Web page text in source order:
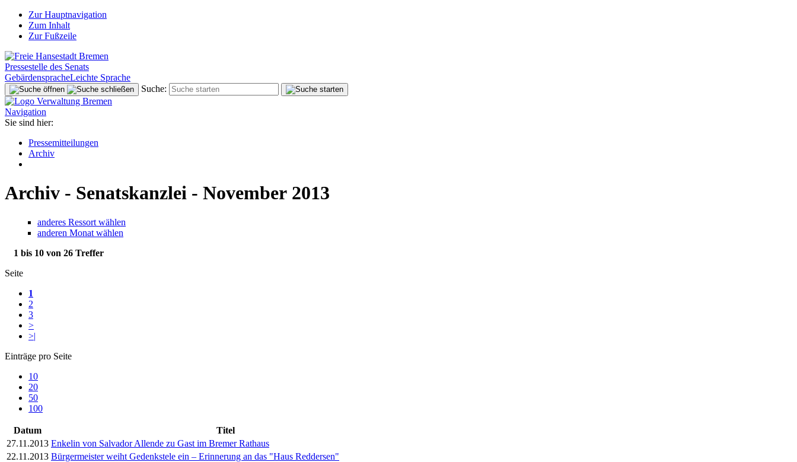
Zur Hauptnavigation
Zum Inhalt
Zur Fußzeile
Pressestelle des Senats
GebärdenspracheLeichte Sprache
Suche:
Navigation
Sie sind hier:
Pressemitteilungen
Archiv
Archiv - Senatskanzlei - November 2013
anderes Ressort wählen
anderen Monat wählen
1 bis 10 von 26 Treffer
Seite
1
2
3
>
>|
Einträge pro Seite
10
20
50
100
Datum
Titel
27.11.2013 Enkelin von Salvador Allende zu Gast im Bremer Rathaus
22.11.2013 Bürgermeister weiht Gedenkstele ein – Erinnerung an das "Haus Reddersen"